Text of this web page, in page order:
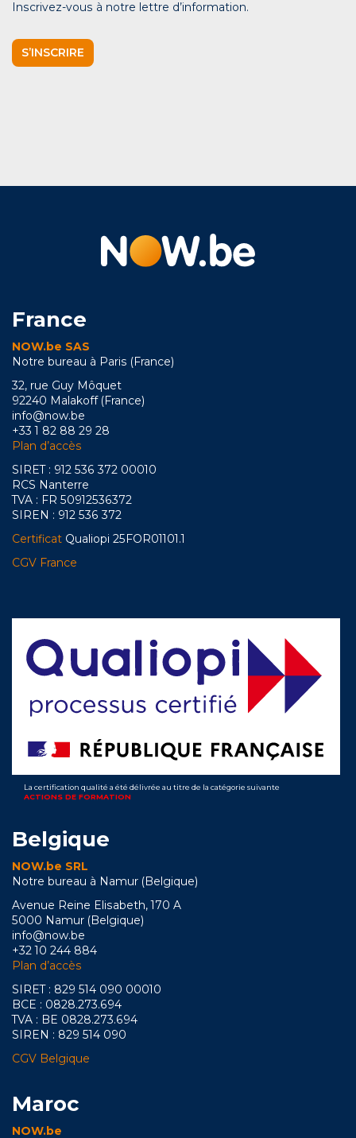
Inscrivez-vous à notre lettre d’information.
S’INSCRIRE
France
NOW.be SAS
Notre bureau à Paris (France)
32, rue Guy Môquet
92240 Malakoff (France)
info@now.be
+33 1 82 88 29 28
Plan d’accès
SIRET : 912 536 372 00010
RCS Nanterre
TVA : FR 50912536372
SIREN : 912 536 372
Certificat Qualiopi 25FOR01101.1
CGV France
La certification qualité a été délivrée au titre de la catégorie suivante
ACTIONS DE FORMATION
Belgique
NOW.be SRL
Notre bureau à Namur (Belgique)
Avenue Reine Elisabeth, 170 A
5000 Namur (Belgique)
info@now.be
+32 10 244 884
Plan d’accès
SIRET : 829 514 090 00010
BCE : 0828.273.694
TVA : BE 0828.273.694
SIREN : 829 514 090
CGV Belgique
Maroc
NOW.be